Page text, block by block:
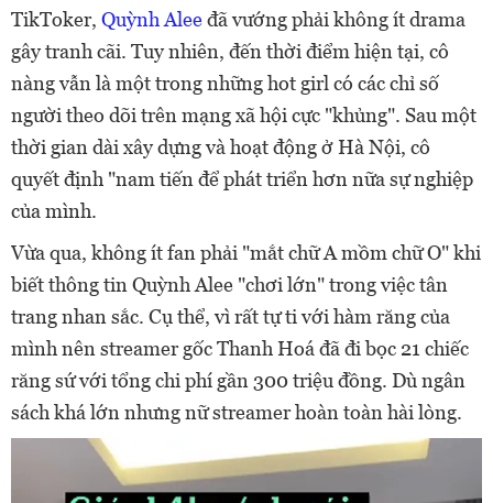
TikToker, Quỳnh Aleeđã vướng phải không ít drama
gây tranh cãi. Tuy nhiên, đến thời điểm hiện tại, cô
nàng vẫn là một trong những hot girl có các chỉ số
người theo dõi trên mạng xã hội cực "khủng". Sau một
thời gian dài xây dựng và hoạt động ở Hà Nội, cô
quyết định "nam tiến để phát triển hơn nữa sự nghiệp
của mình.
Vừa qua, không ít fan phải "mắt chữ A mồm chữ O" khi
biết thông tin Quỳnh Alee "chơi lớn" trong việc tân
trang nhan sắc. Cụ thể, vì rất tự ti với hàm răng của
mình nên streamer gốc Thanh Hoá đã đi bọc 21 chiếc
răng sứ với tổng chi phí gần 300 triệu đồng. Dù ngân
sách khá lớn nhưng nữ streamer hoàn toàn hài lòng.